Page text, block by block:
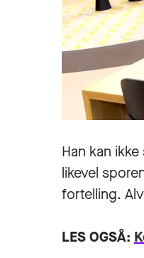
Han kan
likevel
fortelling.
LES OGSÅ: